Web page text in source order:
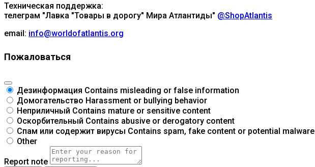
Техническая поддержка:
телеграм "Лавка "Товары в дорогу" Мира Атлантиды" @ShopAtlantis
email: info@worldofatlantis.org
Пожаловаться
Дезинформация Contains misleading or false information
Домогательство Harassment or bullying behavior
Неприличный Contains mature or sensitive content
Оскорбительный Contains abusive or derogatory content
Спам или содержит вирусы Contains spam, fake content or potential malware
Other
Report note